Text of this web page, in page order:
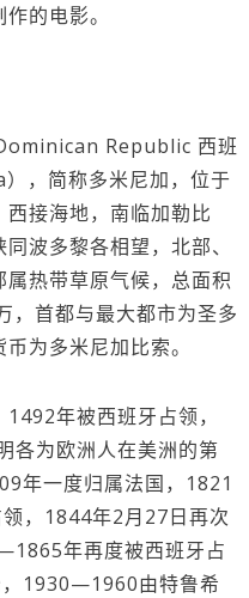
的电影。
Republic 西班
，简称多米尼加，位于
接海地，南临加勒比
波多黎各相望，北部、
热带草原气候，总面积
，首都与最大都市为圣多
为多米尼加比索。
年被西班牙占领，
各为欧洲人在美洲的第
年一度归属法国，1821
，1844年2月27日再次
年再度被西班牙占
1930—1960由特鲁希